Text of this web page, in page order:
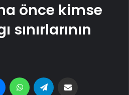
önce kimse
sınırlarının
MessengerWhatsApp